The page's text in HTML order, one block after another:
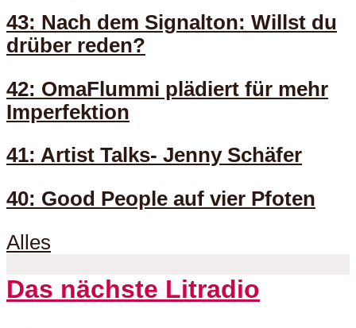
43: Nach dem Signalton: Willst du
drüber reden?
42: OmaFlummi plädiert für mehr
Imperfektion
41: Artist Talks- Jenny Schäfer
40: Good People auf vier Pfoten
Alles
Das nächste Litradio